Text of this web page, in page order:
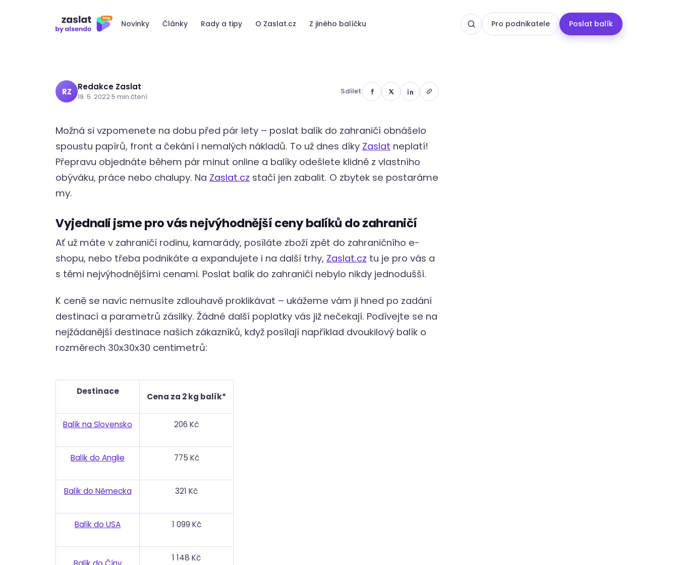
Novinky Články Rady a tipy O Zaslat.cz Z jiného balíčku Pro podnikatele Poslat balík
obýváku? Se Zaslat hravě!
RZ Redakce Zaslat
19. 5. 2022·5 min čtení
Sdílet
Možná si vzpomenete na dobu před pár lety – poslat balík do zahraničí obnášelo
spoustu papírů, front a čekání i nemalých nákladů. To už dnes díky Zaslat neplatí!
Přepravu objednáte během pár minut online a balíky odešlete klidně z vlastního
obýváku, práce nebo chalupy. Na Zaslat.cz stačí jen zabalit. O zbytek se postaráme
my.
Vyjednali jsme pro vás nejvýhodnější ceny balíků do zahraničí
Ať už máte v zahraničí rodinu, kamarády, posíláte zboží zpět do zahraničního e-
shopu, nebo třeba podnikáte a expandujete i na další trhy, Zaslat.cz tu je pro vás a
s těmi nejvýhodnějšími cenami. Poslat balík do zahraničí nebylo nikdy jednodušší.
K ceně se navíc nemusíte zdlouhavě proklikávat – ukážeme vám ji hned po zadání
destinací a parametrů zásilky. Žádné další poplatky vás již nečekají. Podívejte se na
nejžádanější destinace našich zákazníků, když posílají například dvoukilový balík o
rozměrech 30x30x30 centimetrů:
Destinace
Cena za 2 kg balík*
Balík na Slovensko 206 Kč
Balík do Anglie 775 Kč
Balík do Německa 321 Kč
Balík do USA 1 099 Kč
1 148 Kč